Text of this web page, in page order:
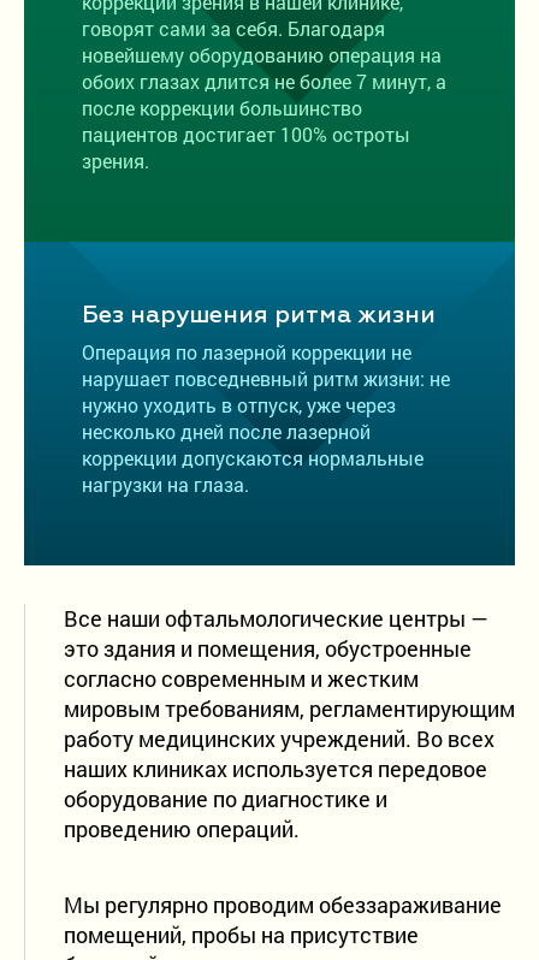
говорят сами за себя. Благодаря
новейшему оборудованию операция на
обоих глазах длится не более 7 минут, а
после коррекции большинство
пациентов достигает 100% остроты
зрения.
Без нарушения ритма жизни
Операция по лазерной коррекции не
нарушает повседневный ритм жизни: не
нужно уходить в отпуск, уже через
несколько дней после лазерной
коррекции допускаются нормальные
нагрузки на глаза.
Все наши офтальмологические центры —
это здания и помещения, обустроенные
согласно современным и жестким
мировым требованиям, регламентирующим
работу медицинских учреждений. Во всех
наших клиниках используется передовое
оборудование по диагностике и
проведению операций.
Мы регулярно проводим обеззараживание
помещений, пробы на присутствие